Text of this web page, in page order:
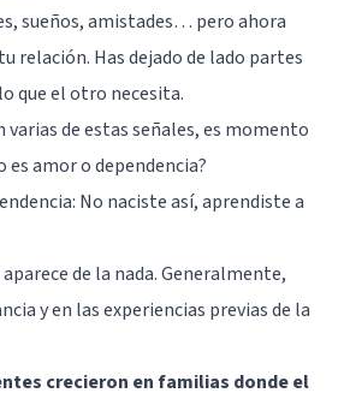
sueños, amistades… pero ahora
relación. Has dejado de lado partes
que el otro necesita.
de estas señales, es momento
amor o dependencia?
No naciste así, aprendiste a
de la nada. Generalmente,
y en las experiencias previas de la
crecieron en familias donde el